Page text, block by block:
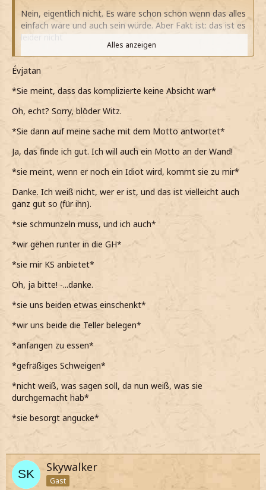
Nein, eigentlich nicht. Es wäre schon schön wenn das alles
einfach wäre und auch sein würde. Aber Fakt ist: das ist es
leider nicht
*erzähle*
Ja, das Motto kommt mir wirklich sehr bekannt vor.
Ich glaube ich sollte mir diesen Spruch irgendwo in
meinem Schlafsaal ganz groß hinkleben
*noch hinzufüge*
*als sage, dass er kein Idiot ist, er nur mit "schade"
einfach zu dir. Ist klar
*dann meine und schmunzeln muss*
gehen*
*wir uns dann an den Gryffindor Tisch setzen*
Willst du auch?
*auf den KS zeige und uns beiden etwas davon eingieße*
Alles anzeigen
Évjatan
*Sie meint, dass das komplizierte keine Absicht war*
Oh, echt? Sorry, blöder Witz.
*Sie dann auf meine sache mit dem Motto antwortet*
Ja, das finde ich gut. Ich will auch ein Motto an der Wand!
*sie meint, wenn er noch ein Idiot wird, kommt sie zu mir*
Danke. Ich weiß nicht, wer er ist, und das ist vielleicht auch
ganz gut so (für ihn).
*sie schmunzeln muss, und ich auch*
*wir gehen runter in die GH*
*sie mir KS anbietet*
Oh, ja bitte! -...danke.
*sie uns beiden etwas einschenkt*
*wir uns beide die Teller belegen*
*anfangen zu essen*
*gefräßiges Schweigen*
*nicht weiß, was sagen soll, da nun weiß, was sie
durchgemacht hab*
*sie besorgt angucke*
Skywalker
Gast